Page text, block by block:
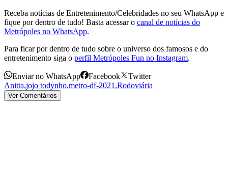
Receba notícias de Entretenimento/Celebridades no seu WhatsApp e
fique por dentro de tudo! Basta acessar o canal de notícias do
Metrópoles no WhatsApp.
Para ficar por dentro de tudo sobre o universo dos famosos e do
entretenimento siga o perfil Metrópoles Fun no Instagram.
Enviar no WhatsApp Facebook
Twitter
Anitta,jojo todynho,metro-df-2021 ,Rodoviária
Ver Comentários